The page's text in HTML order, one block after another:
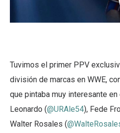
Tuvimos el primer PPV
división de marcas en WWE,
que pintaba muy interesante
Leonardo (@URAle54), Fede
Walter Rosales (